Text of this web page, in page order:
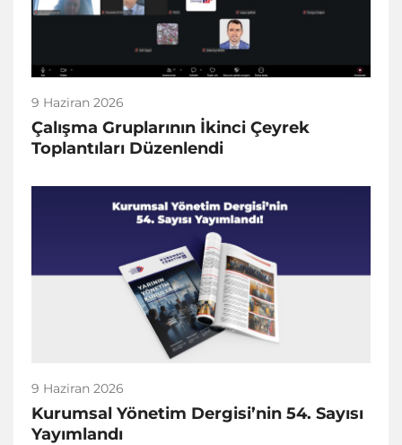
9 Haziran 2026
Çalışma Gruplarının İkinci Çeyrek
Toplantıları Düzenlendi
9 Haziran 2026
Kurumsal Yönetim Dergisi’nin 54. Sayısı
Yayımlandı